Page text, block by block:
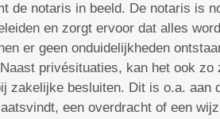
de notaris in beeld. De notaris is
en zorgt ervoor dat alles
er geen onduidelijkheden
privésituaties, kan het ook zo
zakelijke besluiten. Dit is o.a. aan
een overdracht of een